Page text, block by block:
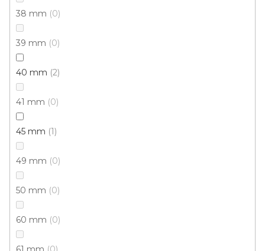
38 mm 0
39 mm 0
40 mm 2
41 mm 0
45 mm 1
49 mm 0
50 mm 0
60 mm 0
Obvodová lišta USL60 clip 60x14x2500mm